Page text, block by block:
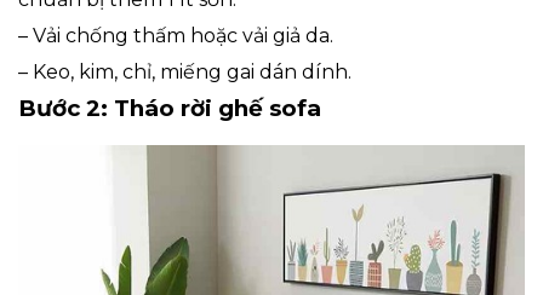
– Vải chống thấm hoặc vải giả da.
– Keo, kim, chỉ, miếng gai dán dính.
Bước 2: Tháo rời ghế sofa